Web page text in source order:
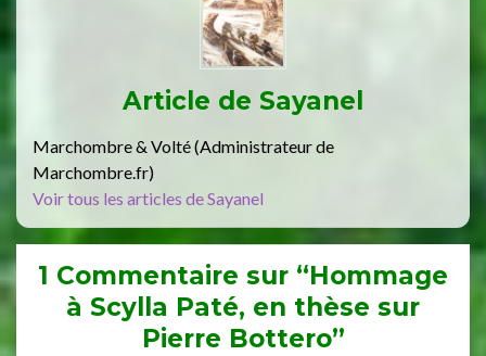
Article de Sayanel
Marchombre & Volté (Administrateur de
Marchombre.fr)
Voir tous les articles de Sayanel
1 Commentaire sur “Hommage
à Scylla Paté, en thèse sur
Pierre Bottero”